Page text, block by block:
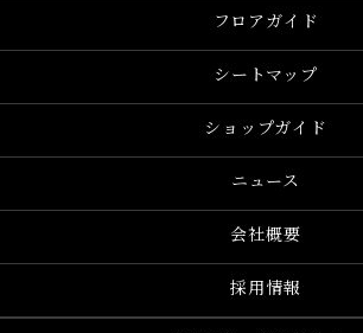
フロアガイド
シートマップ
ショップガイド
ニュース
会社概要
採用情報